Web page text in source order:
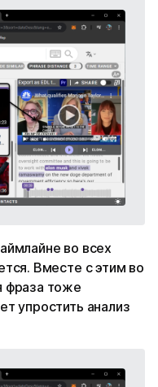
во всех
Вместе с этим во
фраза тоже
упростить анализ